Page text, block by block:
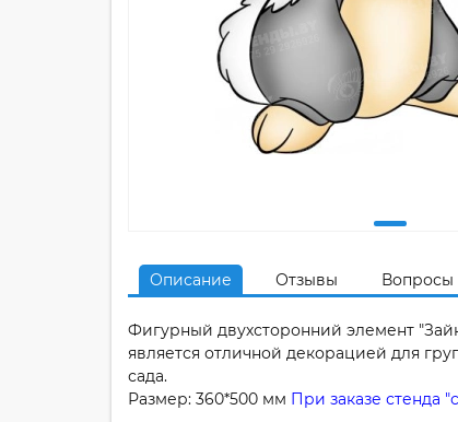
Описание Отзывы Вопросы
Фигурный двухсторонний элемент
является отличной декорацией для
сада.
Размер: 360*500 мм При заказе стенда